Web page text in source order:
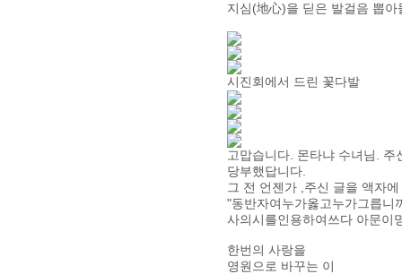
지심(地心)을 딛은 발걸음 뽑아
시진회에서 드린 꽃다발
고맙습니다. 몬타냐 수녀님.
당부했답니다.
그 전 언젠가 ,주신 글을 액자
"동반자여누가옳고누가그릅니
사의시를인용하여쓰다 아문이
한번의 사랑을
영원으로 바꾸는 이